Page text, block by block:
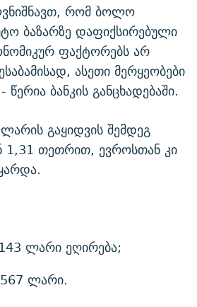
რომ ბოლო
ბაზარზე დაფიქსირებული
ფაქტორებს არ
ასეთი მერყეობები
ბანკის განცხადებაში.
გაყიდვის შემდეგ
თეთრით, ევროსთან კი
ლარი ეღირება;
ლარი.